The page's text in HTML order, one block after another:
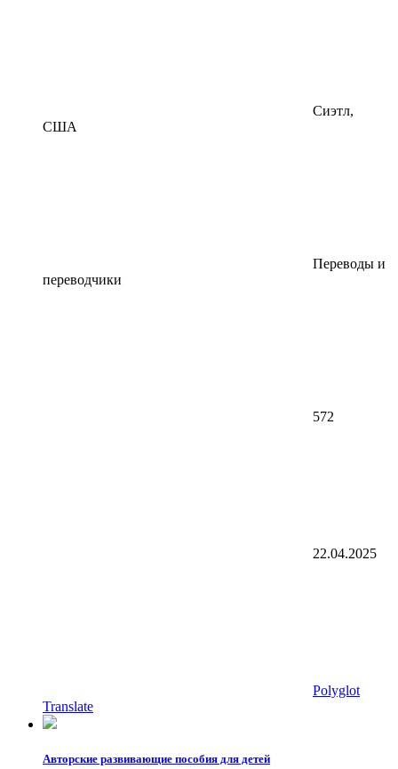
Сиэтл,
США
Переводы и
переводчики
572
22.04.2025
Polyglot
Translate
Авторские развивающие пособия для детей